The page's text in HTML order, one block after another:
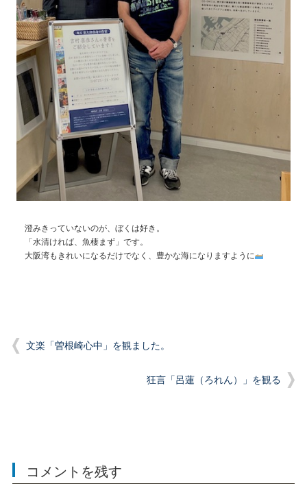
澄みきっていないのが、ぼくは好き。
「水清ければ、魚棲まず」です。
大阪湾もきれいになるだけでなく、豊かな海になりますように
文楽「曽根崎心中」を観ました。
狂言「呂蓮（ろれん）」を観る
コメントを残す